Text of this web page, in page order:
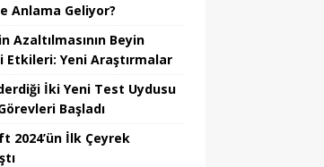
Anlama Geliyor?
Azaltılmasının Beyin
Etkileri: Yeni Araştırmalar
İki Yeni Test Uydusu
Başladı
2024’ün İlk Çeyrek